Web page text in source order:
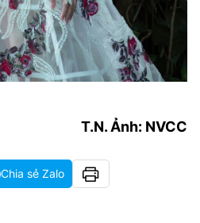
T.N. Ảnh: NVCC
Chia sẻ Zalo